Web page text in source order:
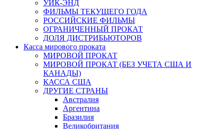
УИК-ЭНД
ФИЛЬМЫ ТЕКУЩЕГО ГОДА
РОССИЙСКИЕ ФИЛЬМЫ
ОГРАНИЧЕННЫЙ ПРОКАТ
ДОЛЯ ДИСТРИБЬЮТОРОВ
Касса мирового проката
МИРОВОЙ ПРОКАТ
МИРОВОЙ ПРОКАТ (БЕЗ УЧЕТА США И
КАНАДЫ)
КАССА США
ДРУГИЕ СТРАНЫ
Австралия
Аргентина
Бразилия
Великобритания